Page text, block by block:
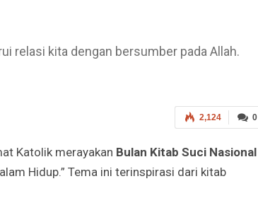
relasi kita dengan bersumber pada Allah.
0
2,124
Katolik merayakan Bulan Kitab Suci Nasional
Hidup.” Tema ini terinspirasi dari kitab